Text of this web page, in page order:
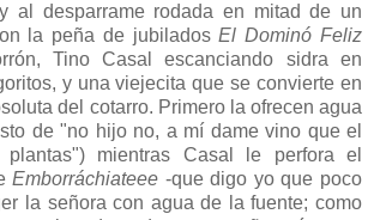
al desparrame rodada en mitad de un
la peña de jubiladosEl Dominó Feliz
Tino Casal escanciando sidra en
y una viejecita que se convierte en
del cotarro. Primero la ofrecen agua
de "no hijo no, a mí dame vino que el
mientras Casal le perfora el
Emborráchiateee -que digo yo que poco
la señora con agua de la fuente; como